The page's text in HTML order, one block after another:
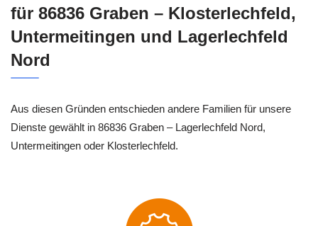
für 86836 Graben – Klosterlechfeld,
Untermeitingen und Lagerlechfeld
Nord
Aus diesen Gründen entschieden andere Familien für unsere
Dienste gewählt in 86836 Graben – Lagerlechfeld Nord,
Untermeitingen oder Klosterlechfeld.